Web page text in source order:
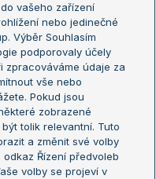
Open
Open
vašeho zařízení
nebo jedinečné
Výběr Souhlasím
podporovaly účely
zpracováváme údaje za
vše nebo
Pokud jsou
zobrazené
tolik relevantní. Tuto
a změnit své volby
Řízení předvoleb
volby se projeví v